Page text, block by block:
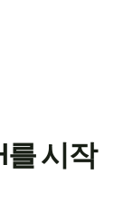
시작